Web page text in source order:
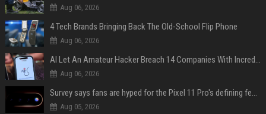
Aug 06, 2026
4 Tech Brands Bringing Back The Old-School Flip Phone
Aug 06, 2026
AI Let An Amateur Hacker Breach 14 Companies With Incredibly Simple Prompts
Aug 06, 2026
Survey says fans are hyped for the Pixel 11 Pro's defining feature, but the doubters are loud
Aug 05, 2026